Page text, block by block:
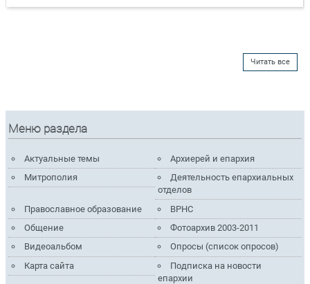
Читать все
Меню раздела
Актуальные темы
Архиерей и епархия
Митрополия
Деятельность епархиальных
отделов
Православное образование
ВРНС
Общение
Фотоархив 2003-2011
Видеоальбом
Опросы (список опросов)
Карта сайта
Подписка на новости
епархии